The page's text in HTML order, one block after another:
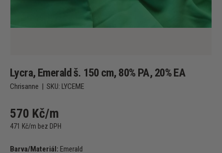
Lycra, Emerald š. 150 cm, 80% PA, 20% EA
Chrisanne | SKU: LYCEME
570 Kč/m
471 Kč/m bez DPH
Barva/Materiál: Emerald